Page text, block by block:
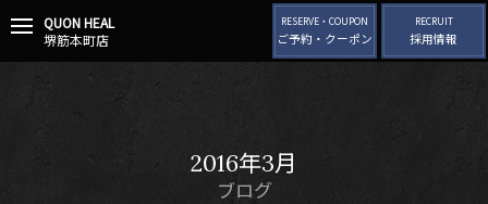
QUON HEAL
堺筋本町店
RESERVE・COUPON
ご予約・クーポン
RECRUIT
採用情報
2016年3月
ブログ
t
g